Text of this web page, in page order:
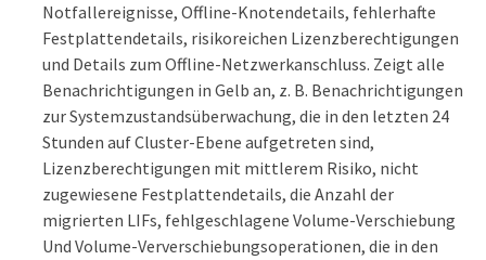
Notfallereignisse, Offline-Knotendetails, fehlerhafte
Festplattendetails, risikoreichen Lizenzberechtigungen
und Details zum Offline-Netzwerkanschluss. Zeigt alle
Benachrichtigungen in Gelb an, z. B. Benachrichtigungen
zur Systemzustandsüberwachung, die in den letzten 24
Stunden auf Cluster-Ebene aufgetreten sind,
Lizenzberechtigungen mit mittlerem Risiko, nicht
zugewiesene Festplattendetails, die Anzahl der
migrierten LIFs, fehlgeschlagene Volume-Verschiebung
Und Volume-Ververschiebungsoperationen, die in den